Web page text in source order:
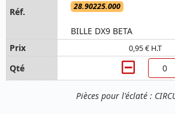
Pièces pour l'éclaté :
28.90225.000
BILLE DX9 BETA
0,95 € H.T